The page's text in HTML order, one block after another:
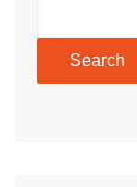
Search